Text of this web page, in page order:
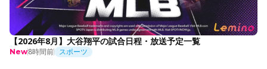
【2026年8月】大谷翔平の試合日程・放送予定一覧
New8時間前 スポーツ